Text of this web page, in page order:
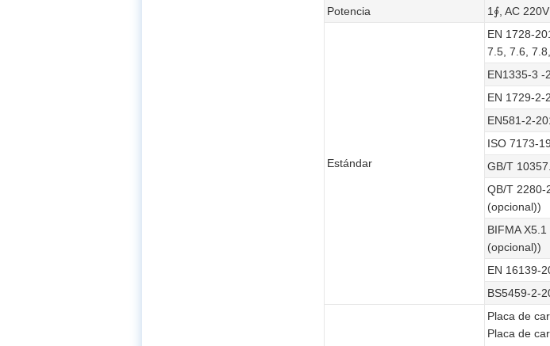
Potencia
1∮, AC
Estándar
EN 1728-
7.5, 7.6,
EN1335-3 -
EN 1729-2-
EN581-2-
ISO 7173-
GB/T
QB/T 2280-
(opcional))
BIFMA
(opcional))
EN 16139-
BS5459-2-
Placa de
Placa de